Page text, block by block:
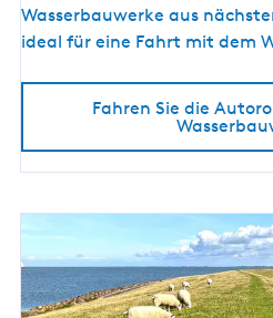
n
t
g
d
W
a
s
Wasserbauwerke aus
ideal für eine Fahrt mit dem
Fahren Sie die